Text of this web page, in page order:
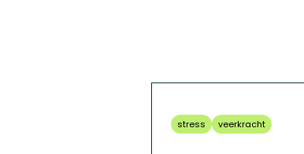
stress veerkracht